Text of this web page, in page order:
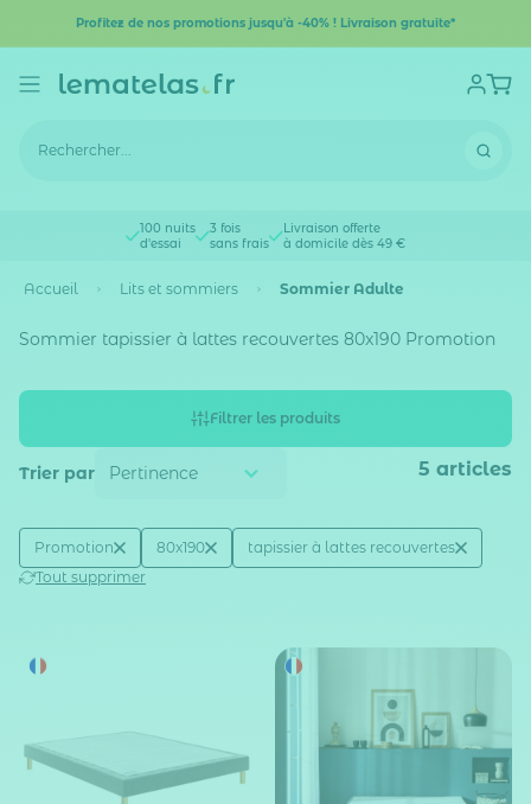
Profitez de nos promotions jusqu'à -40% ! Livraison gratuite*
100 nuits
d'essai
3 fois
sans frais
Livraison offerte
à domicile dès 49 €
Accueil Lits et sommiers Sommier Adulte
Sommier tapissier à lattes recouvertes 80x190 Promotion
Filtrer les produits
Trier par 5 articles
Active filtering(3)
Réduction
Promotion Taille sommier / lit (en cm)
80x190 Catégorie sommier
tapissier à lattes recouvertes
Tout supprimer